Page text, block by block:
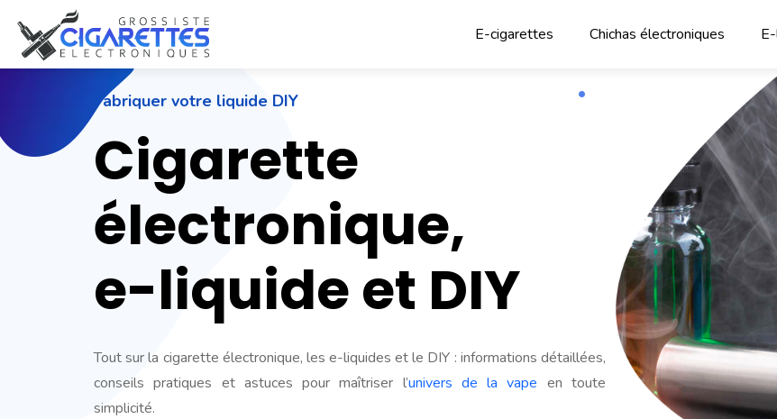
E-cigarettes Chichas électroniques
Fabriquer votre liquide DIY
Cigarette
électronique,
e-liquide et DIY
Tout sur la cigarette électronique, les e-liquides et le DIY : informations détaillées,
conseils pratiques et astuces pour maîtriser l’univers de la vape en toute
simplicité.